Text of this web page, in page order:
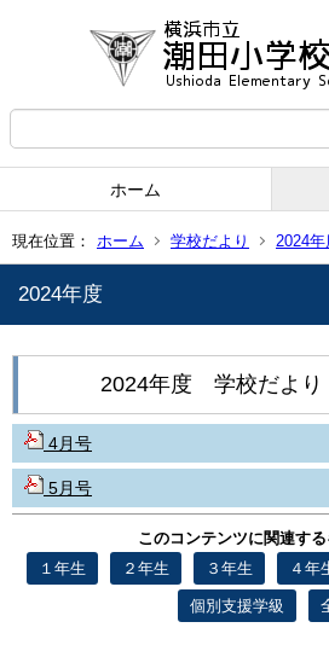
ホーム
現在位置： ホーム 学校だより 2024
2024年度
2024年度 学校だより
4月号
5月号
このコンテンツに関連す
１年生
２年生 ３年生 ４年
個別支援学級